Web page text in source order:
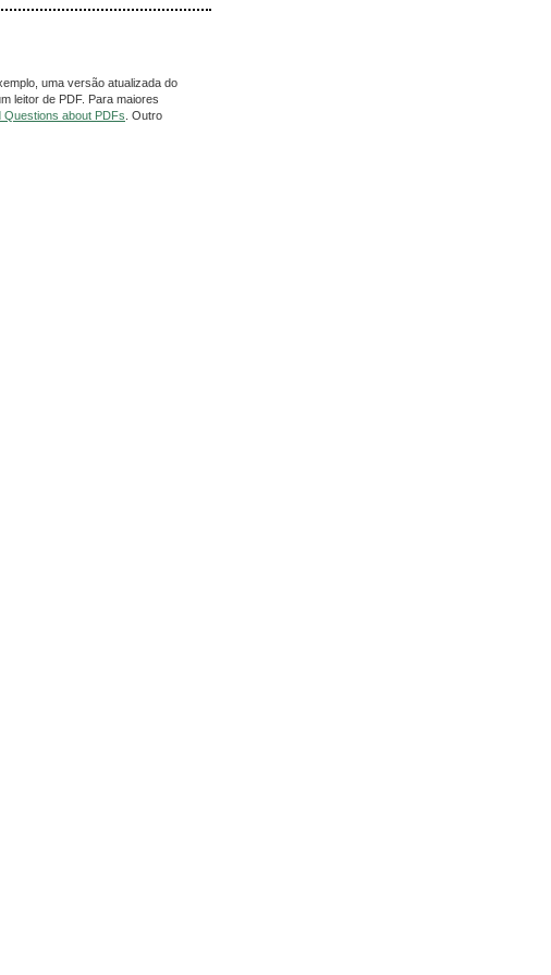
uma versão atualizada do
leitor de PDF. Para maiores
Questions about PDFs . Outro